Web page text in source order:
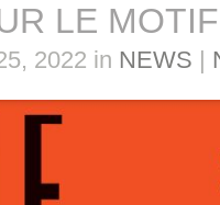
LE MOTIF
2022 in NEWS